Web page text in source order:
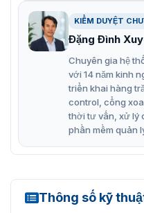
Đảm bảo an toàn cho
từ môi trường.
Kéo dài tuổi thọ của
khỏi bụi, nước và
Kích thước vừa phải
và dây điện.
Đảm bảo các thành
ép hoặc hư hỏng.
chống va đập tốt.
KIỂM DUYỆT
Đặng Đình
Chuyên gia hệ
với 14 năm kinh
triển khai hàng
control, cổng
thời tư vấn, xử lý
phần mềm quản
Thông số kỹ
DS-1260ZJ